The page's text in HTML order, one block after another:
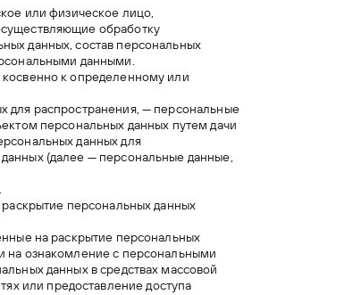
или физическое лицо,
обработку
данных, состав персональных
данными.
к определенному или
для распространения, — персональные
персональных данных путем дачи
данных для
(далее — персональные данные,
.
персональных данных
на раскрытие персональных
на ознакомление с персональными
данных в средствах массовой
или предоставление доступа